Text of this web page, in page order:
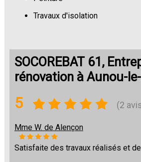
Travaux d'isolation
SOCOREBAT 61,
rénovation à Aunou-
5 (2
Mme W. de Alençon
Satisfaite des travaux réalisés et